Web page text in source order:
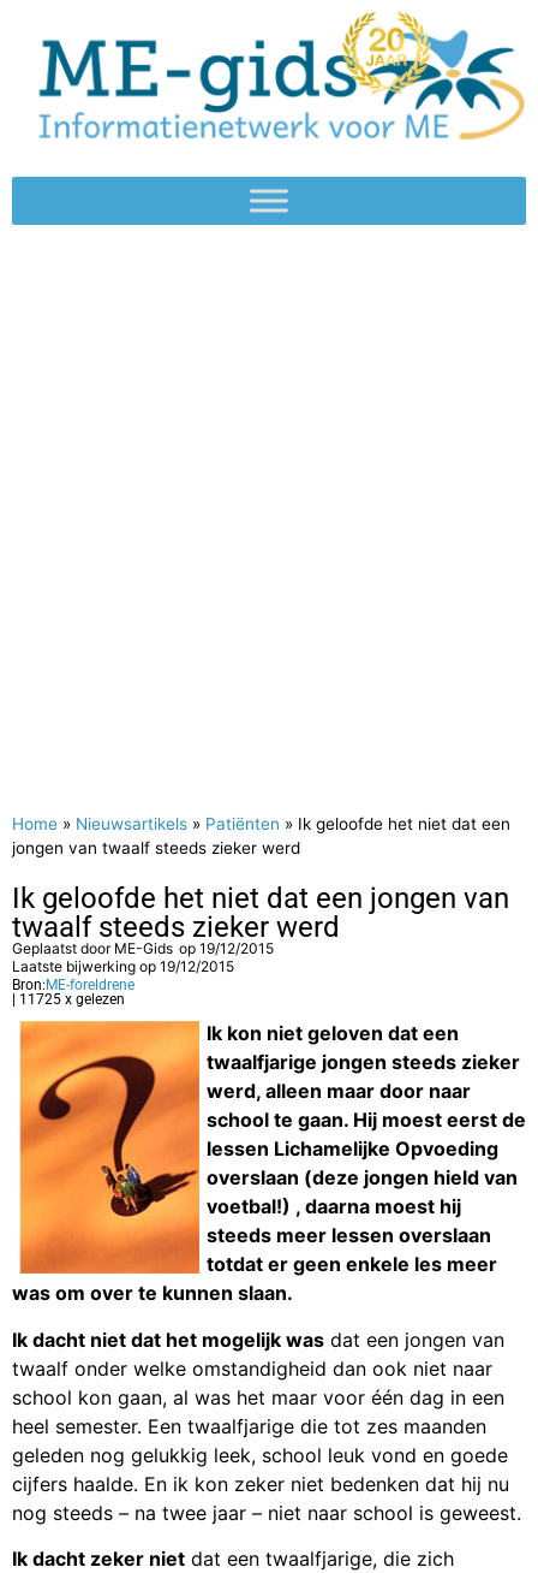
Home » Nieuwsartikels » Patiënten » Ik geloofde het niet dat een
jongen van twaalf steeds zieker werd
Ik geloofde het niet dat een jongen van
twaalf steeds zieker werd
Geplaatst door ME-Gids op 19/12/2015
Laatste bijwerking op 19/12/2015
Bron: ME-foreldrene
| 11725 x gelezen
Ik kon niet geloven dat een
twaalfjarige jongen steeds zieker
werd, alleen maar door naar
school te gaan. Hij moest eerst de
lessen Lichamelijke Opvoeding
overslaan (deze jongen hield van
voetbal!) , daarna moest hij
steeds meer lessen overslaan
totdat er geen enkele les meer
was om over te kunnen slaan.
Ik dacht niet dat het mogelijk was dat een jongen van
twaalf onder welke omstandigheid dan ook niet naar
school kon gaan, al was het maar voor één dag in een
heel semester. Een twaalfjarige die tot zes maanden
geleden nog gelukkig leek, school leuk vond en goede
cijfers haalde. En ik kon zeker niet bedenken dat hij nu
nog steeds – na twee jaar – niet naar school is geweest.
Ik dacht zeker niet dat een twaalfjarige, die zich